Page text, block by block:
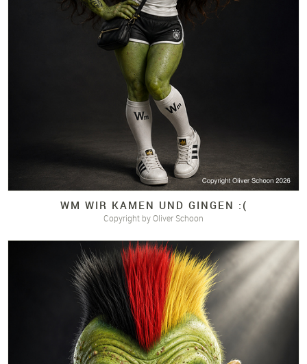
WM WIR KAMEN UND GINGEN :(
Copyright by Oliver Schoon